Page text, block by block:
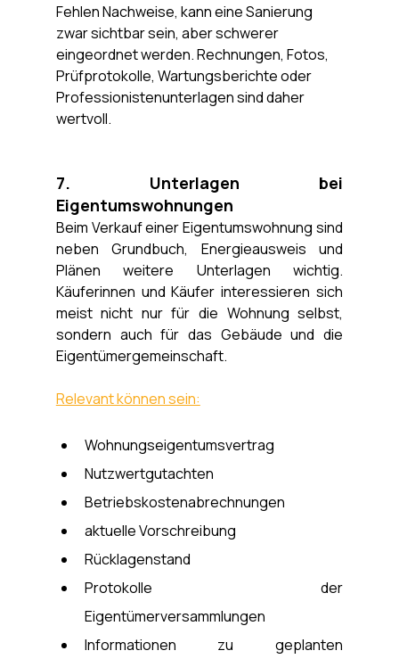
Fehlen Nachweise, kann eine Sanierung
zwar sichtbar sein, aber schwerer
eingeordnet werden. Rechnungen, Fotos,
Prüfprotokolle, Wartungsberichte oder
Professionistenunterlagen sind daher
wertvoll.
7. Unterlagen bei
Eigentumswohnungen
Beim Verkauf einer Eigentumswohnung sind
neben Grundbuch, Energieausweis und
Plänen weitere Unterlagen wichtig.
Käuferinnen und Käufer interessieren sich
meist nicht nur für die Wohnung selbst,
sondern auch für das Gebäude und die
Eigentümergemeinschaft.
Relevant können sein:
Wohnungseigentumsvertrag
Nutzwertgutachten
Betriebskostenabrechnungen
aktuelle Vorschreibung
Rücklagenstand
Protokolle der
Eigentümerversammlungen
Informationen zu geplanten